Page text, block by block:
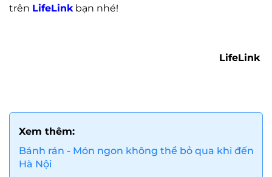
trên LifeLinkbạn nhé!
LifeLink
Xem thêm:
Bánh rán - Món ngon không thể bỏ qua khi đến
Hà Nội